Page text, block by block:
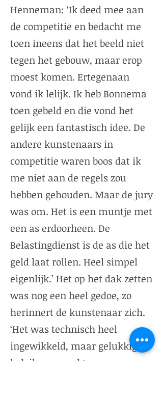
Henneman: ‘Ik deed mee aan
de competitie en bedacht me
toen ineens dat het beeld niet
tegen het gebouw, maar erop
moest komen. Ertegenaan
vond ik lelijk. Ik heb Bonnema
toen gebeld en die vond het
gelijk een fantastisch idee. De
andere kunstenaars in
competitie waren boos dat ik
me niet aan de regels zou
hebben gehouden. Maar de jury
was om. Het is een muntje met
een as erdoorheen. De
Belastingdienst is de as die het
geld laat rollen. Heel simpel
eigenlijk.’ Het op het dak zetten
was nog een heel gedoe, zo
herinnert de kunstenaar zich.
‘Het was technisch heel
ingewikkeld, maar gelukkig
heb ik een goed team van